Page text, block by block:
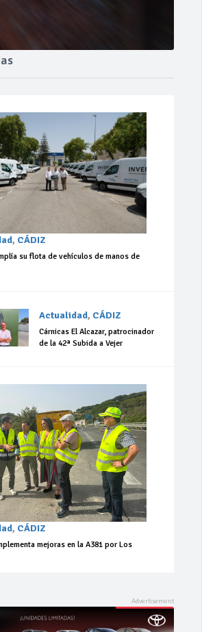
, CÁDIZ
su flota de vehículos de manos de
Actualidad, CÁDIZ
Cárnicas El Alcazar, patrocinador
de la 42ª Subida a Vejer
, CÁDIZ
mejoras en la A381 por Los